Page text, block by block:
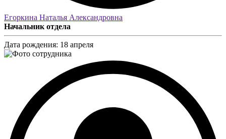
Егоркина Наталья Александровна
Начальник отдела
Дата рождения: 18 апреля